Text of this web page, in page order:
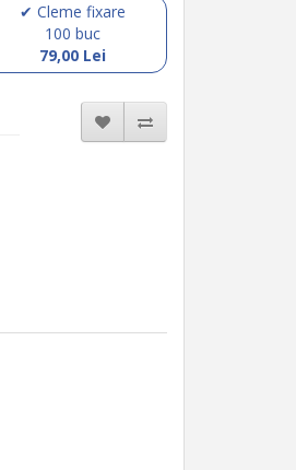
✔ Cleme fixare
100 buc
79,00 Lei